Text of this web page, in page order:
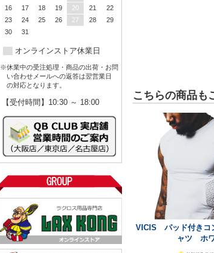
16
17 18 19 20 21
22
23
24 25 26 27 28
29
30
31
オンラインストア休業日
※休業中の受注処理・商品の出荷・お問
い合わせメールへの返答は翌営業日
の対応となります。
【受付時間】10:30 ～ 18:00
こちらの商品も
VICIS パッド付きコ
ャツ ホ